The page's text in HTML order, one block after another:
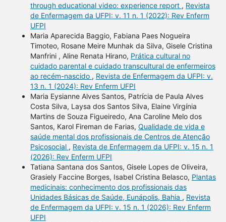
through educational video: experience report , Revista
de Enfermagem da UFPI: v. 11 n. 1 (2022): Rev Enferm
UFPI
Maria Aparecida Baggio, Fabiana Paes Nogueira
Timoteo, Rosane Meire Munhak da Silva, Gisele Cristina
Manfrini , Aline Renata Hirano, Prática cultural no
cuidado parental e cuidado transcultural de enfermeiros
ao recém-nascido , Revista de Enfermagem da UFPI: v.
13 n. 1 (2024): Rev Enferm UFPI
Maria Eysianne Alves Santos, Patrícia de Paula Alves
Costa Silva, Laysa dos Santos Silva, Elaine Virgínia
Martins de Souza Figueiredo, Ana Caroline Melo dos
Santos, Karol Fireman de Farias, Qualidade de vida e
saúde mental dos profissionais de Centros de Atenção
Psicosocial , Revista de Enfermagem da UFPI: v. 15 n. 1
(2026): Rev Enferm UFPI
Tatiana Santana dos Santos, Gisele Lopes de Oliveira,
Grasiely Faccine Borges, Isabel Cristina Belasco, Plantas
medicinais: conhecimento dos profissionais das
Unidades Básicas de Saúde, Eunápolis, Bahia , Revista
de Enfermagem da UFPI: v. 15 n. 1 (2026): Rev Enferm
UFPI